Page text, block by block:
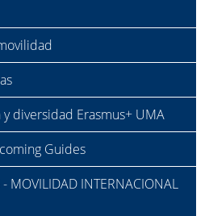
diversidad Erasmus+ UMA
Guides
MOVILIDAD INTERNACIONAL